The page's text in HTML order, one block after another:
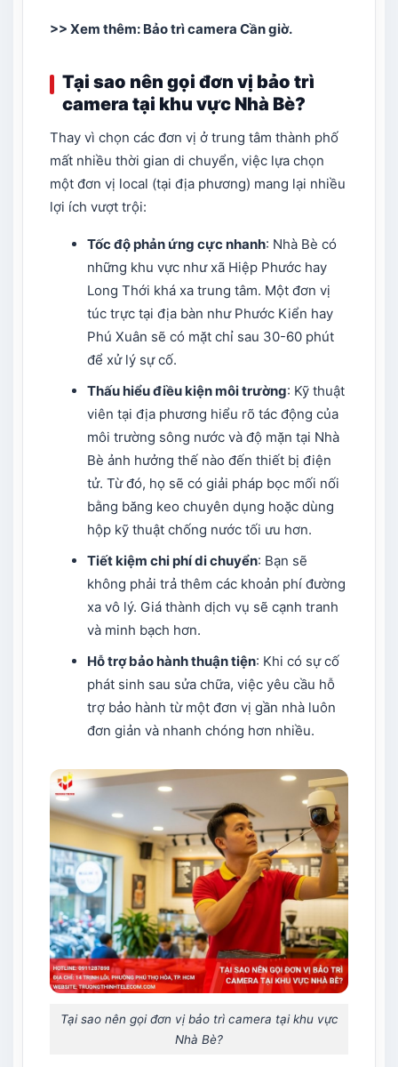
>> Xem thêm: Bảo trì camera Cần giờ.
Tại sao nên gọi đơn vị bảo trì
camera tại khu vực Nhà Bè?
Thay vì chọn các đơn vị ở trung tâm thành phố
mất nhiều thời gian di chuyển, việc lựa chọn
một đơn vị local (tại địa phương) mang lại nhiều
lợi ích vượt trội:
Tốc độ phản ứng cực nhanh: Nhà Bè có
những khu vực như xã Hiệp Phước hay
Long Thới khá xa trung tâm. Một đơn vị
túc trực tại địa bàn như Phước Kiển hay
Phú Xuân sẽ có mặt chỉ sau 30-60 phút
để xử lý sự cố.
Thấu hiểu điều kiện môi trường: Kỹ thuật
viên tại địa phương hiểu rõ tác động của
môi trường sông nước và độ mặn tại Nhà
Bè ảnh hưởng thế nào đến thiết bị điện
tử. Từ đó, họ sẽ có giải pháp bọc mối nối
bằng băng keo chuyên dụng hoặc dùng
hộp kỹ thuật chống nước tối ưu hơn.
Tiết kiệm chi phí di chuyển: Bạn sẽ
không phải trả thêm các khoản phí đường
xa vô lý. Giá thành dịch vụ sẽ cạnh tranh
và minh bạch hơn.
Hỗ trợ bảo hành thuận tiện: Khi có sự cố
phát sinh sau sửa chữa, việc yêu cầu hỗ
trợ bảo hành từ một đơn vị gần nhà luôn
đơn giản và nhanh chóng hơn nhiều.
Tại sao nên gọi đơn vị bảo trì camera tại khu vực
Nhà Bè?